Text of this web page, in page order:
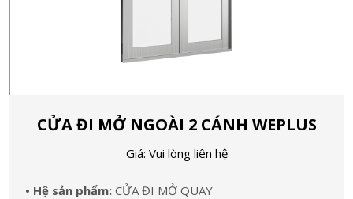
CỬA ĐI MỞ NGOÀI 2 CÁNH WEPLUS
Giá: Vui lòng liên hệ
• Hệ sản phẩm: CỬA ĐI MỞ QUAY